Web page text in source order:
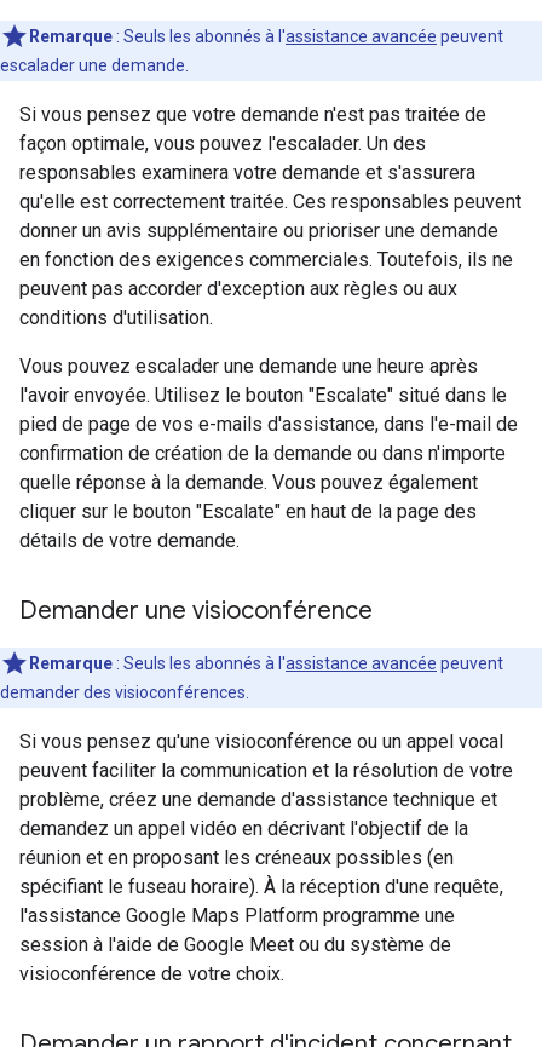
Remarque : Seuls les abonnés à l'assistance avancée peuvent
escalader une demande.
Si vous pensez que votre demande n'est pas traitée de
façon optimale, vous pouvez l'escalader. Un des
responsables examinera votre demande et s'assurera
qu'elle est correctement traitée. Ces responsables peuvent
donner un avis supplémentaire ou prioriser une demande
en fonction des exigences commerciales. Toutefois, ils ne
peuvent pas accorder d'exception aux règles ou aux
conditions d'utilisation.
Vous pouvez escalader une demande une heure après
l'avoir envoyée. Utilisez le bouton "Escalate" situé dans le
pied de page de vos e-mails d'assistance, dans l'e-mail de
confirmation de création de la demande ou dans n'importe
quelle réponse à la demande. Vous pouvez également
cliquer sur le bouton "Escalate" en haut de la page des
détails de votre demande.
Demander une visioconférence
Remarque : Seuls les abonnés à l'assistance avancée peuvent
demander des visioconférences.
Si vous pensez qu'une visioconférence ou un appel vocal
peuvent faciliter la communication et la résolution de votre
problème, créez une demande d'assistance technique et
demandez un appel vidéo en décrivant l'objectif de la
réunion et en proposant les créneaux possibles (en
spécifiant le fuseau horaire). À la réception d'une requête,
l'assistance Google Maps Platform programme une
session à l'aide de Google Meet ou du système de
visioconférence de votre choix.